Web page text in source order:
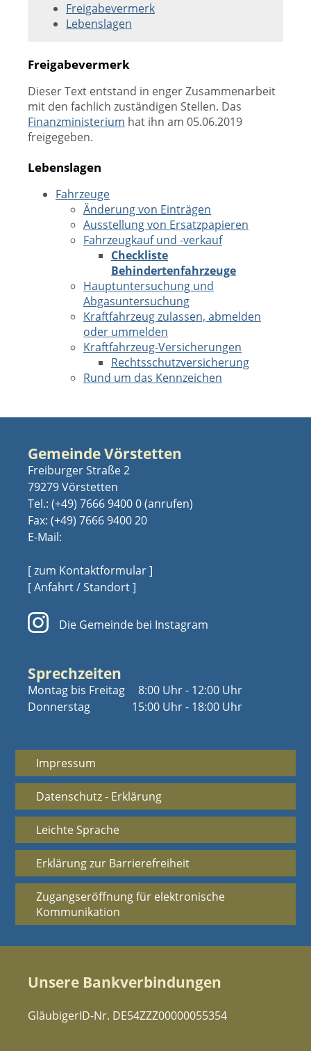
Freigabevermerk
Lebenslagen
Freigabevermerk
Dieser Text entstand in enger Zusammenarbeit
mit den fachlich zuständigen Stellen. Das
Finanzministerium hat ihn am 05.06.2019
freigegeben.
Lebenslagen
Fahrzeuge
Änderung von Einträgen
Ausstellung von Ersatzpapieren
Fahrzeugkauf und -verkauf
Checkliste
Behindertenfahrzeuge
Hauptuntersuchung und
Abgasuntersuchung
Kraftfahrzeug zulassen, abmelden
oder ummelden
Kraftfahrzeug-Versicherungen
Rechtsschutzversicherung
Rund um das Kennzeichen
Gemeinde Vörstetten
Freiburger Straße 2
79279 Vörstetten
Tel.: (+49) 7666 9400 0
Fax: (+49) 7666 9400 20
E-Mail:
[ zum Kontaktformular ]
[ Anfahrt / Standort ]
Die Gemeinde bei Instagram
Sprechzeiten
Montag bis Freitag
Donnerstag
8:00 Uhr - 12:00 Uhr
15:00 Uhr - 18:00 Uhr
Impressum
Datenschutz - Erklärung
Leichte Sprache
Erklärung zur Barrierefreiheit
Zugangseröffnung für elektronische
Kommunikation
Unsere Bankverbindungen
GläubigerID-Nr. DE54ZZZ00000055354